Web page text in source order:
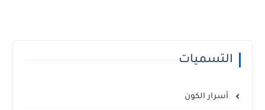
التسميات
أسرار الكون